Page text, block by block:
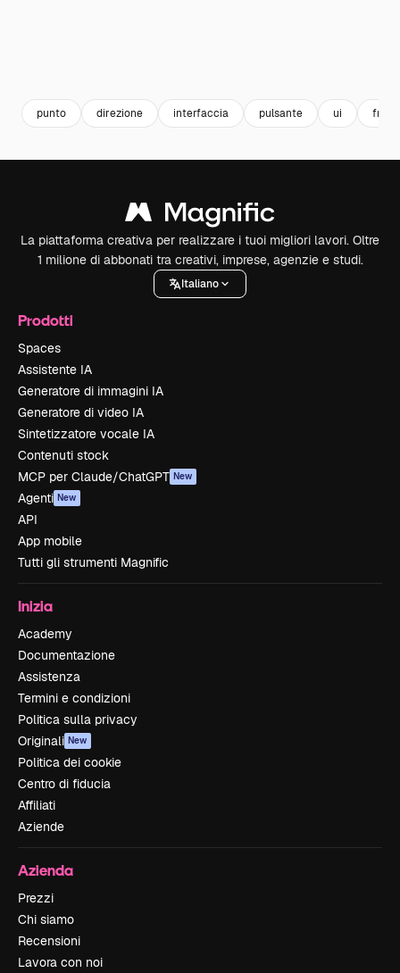
punto direzione interfaccia pulsante ui
La piattaforma creativa per realizzare i tuoi migliori lavori. Oltre
1 milione di abbonati tra creativi, imprese, agenzie e studi.
Italiano
Prodotti
Spaces
Assistente IA
Generatore di immagini IA
Generatore di video IA
Sintetizzatore vocale IA
Contenuti stock
MCP per Claude/ChatGPT New
Agenti New
API
App mobile
Tutti gli strumenti Magnific
Inizia
Academy
Documentazione
Assistenza
Termini e condizioni
Politica sulla privacy
Originali New
Politica dei cookie
Centro di fiducia
Affiliati
Aziende
Azienda
Prezzi
Chi siamo
Recensioni
Lavora con noi